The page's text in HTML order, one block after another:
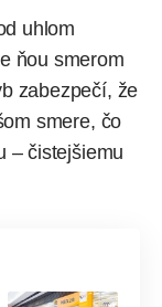
uhlom
ňou smerom
zabezpečí, že
smere, čo
– čistejšiemu